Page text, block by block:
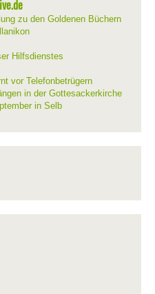
zu den Goldenen Büchern
Hilfsdienstes
vor Telefonbetrügern
in der Gottesackerkirche
in Selb